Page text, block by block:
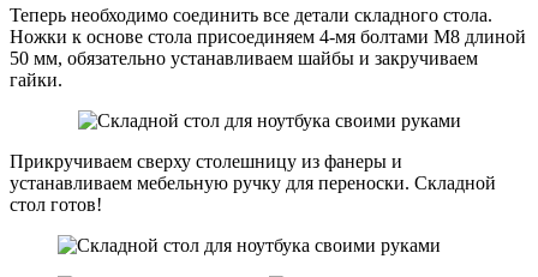
Теперь необходимо соединить все детали складного стола.
Ножки к основе стола присоединяем 4-мя болтами М8 длиной
50 мм, обязательно устанавливаем шайбы и закручиваем
гайки.
Прикручиваем сверху столешницу из фанеры и
устанавливаем мебельную ручку для переноски. Складной
стол готов!